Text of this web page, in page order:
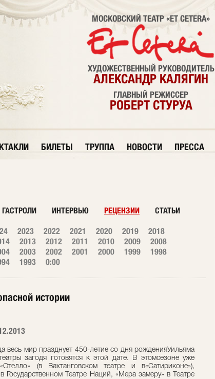
МОСКОВСКИЙ ТЕАТР «ET CETERA»
ХУДОЖЕСТВЕННЫЙ РУКОВОДИТЕЛЬ
АЛЕКСАНДР КАЛЯГИН
ГЛАВНЫЙ РЕЖИССЕР
РОБЕРТ СТУРУА
БИЛЕТЫ ТРУППА НОВОСТИ ПРЕССА
ГАСТРОЛИ ИНТЕРВЬЮ РЕЦЕНЗИИ СТАТЬИ
2023 2022 2021 2020 2019
2018
2013 2012 2011 2010 2009
2008
2003 2002 2001 2000 1999
1998
1993 0:00
истории
весь мир празднует 450-летие со дня рожденияУильяма
загодя готовятся к этой дате. В этомсезоне уже
(в Вахтанговском театре и в«Сатириконе»),
Государственном Театре Наций, «Мера замеру» в Театре